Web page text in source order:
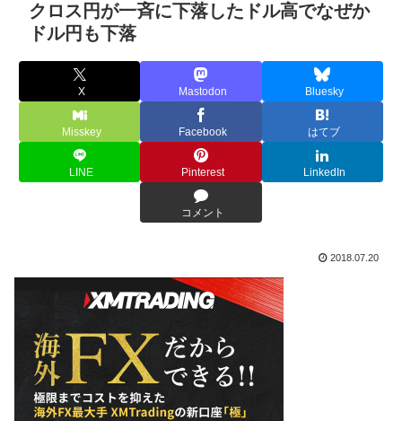
クロス円が一斉に下落したドル高でなぜか
ドル円も下落
X Mastodon Bluesky
Misskey Facebook はてブ
LINE Pinterest LinkedIn
コメント
2018.07.20